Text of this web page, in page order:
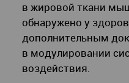
в жировой ткани
обнаружено у
дополнительным
в модулировании
воздействия.